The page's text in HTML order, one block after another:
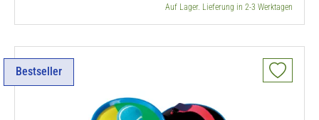
Auf Lager. Lieferung in 2-3 Werktagen
Bestseller